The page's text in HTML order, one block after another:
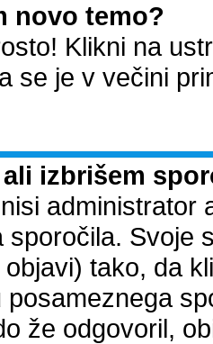
novo temo?
Klikni na
se je v večini
izbrišem
administrator
sporočila. Svoje
tako, da
že odgovoril,